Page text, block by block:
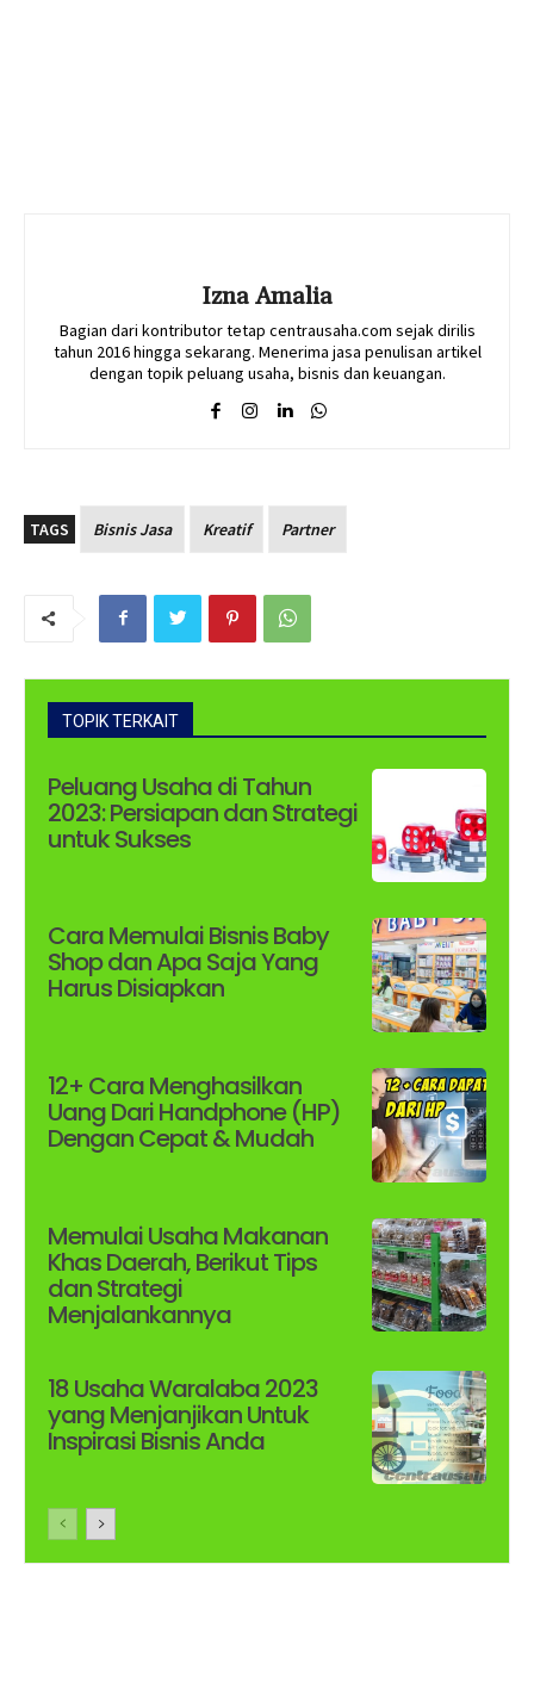
Izna Amalia
Bagian dari kontributor tetap centrausaha.com sejak dirilis
tahun 2016 hingga sekarang. Menerima jasa penulisan artikel
dengan topik peluang usaha, bisnis dan keuangan.
TAGS Bisnis Jasa Kreatif Partner
TOPIK TERKAIT
Peluang Usaha di Tahun
2023: Persiapan dan Strategi
untuk Sukses
Cara Memulai Bisnis Baby
Shop dan Apa Saja Yang
Harus Disiapkan
12+ Cara Menghasilkan
Uang Dari Handphone (HP)
Dengan Cepat & Mudah
Memulai Usaha Makanan
Khas Daerah, Berikut Tips
dan Strategi
Menjalankannya
18 Usaha Waralaba 2023
yang Menjanjikan Untuk
Inspirasi Bisnis Anda